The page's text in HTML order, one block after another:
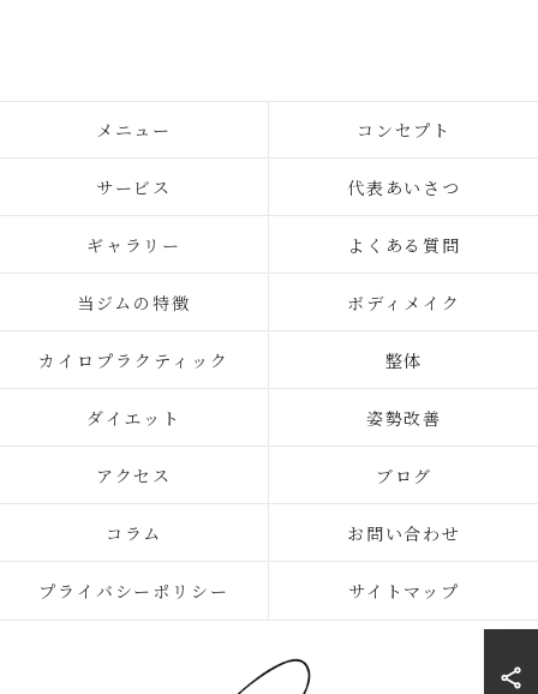
メニュー コンセプト
サービス 代表あいさつ
ギャラリー よくある質問
当ジムの特徴 ボディメイク
カイロプラクティック 整体
ダイエット 姿勢改善
アクセス ブログ
コラム お問い合わせ
プライバシーポリシー サイトマップ